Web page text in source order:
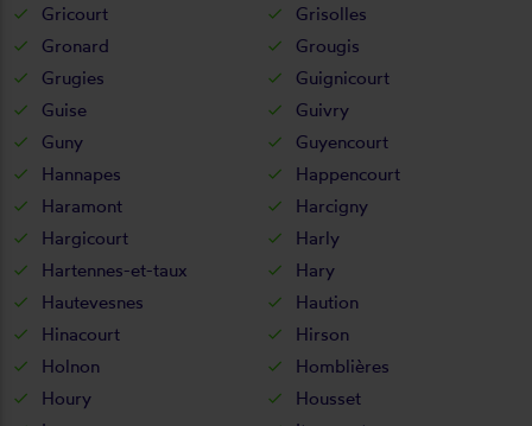
Gricourt
Grisolles
Gronard
Grougis
Grugies
Guignicourt
Guise
Guivry
Guny
Guyencourt
Hannapes
Happencourt
Haramont
Harcigny
Hargicourt
Harly
Hartennes-et-taux
Hary
Hautevesnes
Haution
Hinacourt
Hirson
Holnon
Homblières
Houry
Housset